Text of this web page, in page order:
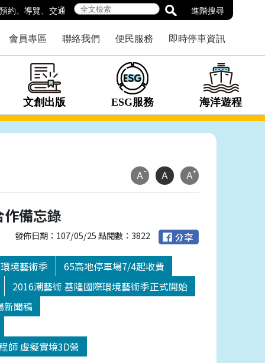
預約 導覽 交通 進階搜尋
會員專區 聯絡我們 便民服務 即時停車資訊
文創出版 ESG服務 海洋遊程
A- A A+
作備忘錄
發佈日期：107/05/25 點閱數：3822
境藝術季
65高地停車場7/4起收費
2016潮藝術 基隆國際環境藝術季正式開始
新聞稿
師 虛擬實境3D營